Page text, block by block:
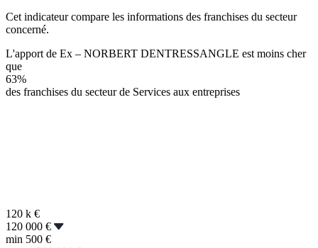
Cet indicateur compare les informations des franchises du secteur
concerné.
L'apport de Ex – NORBERT DENTRESSANGLE est moins cher
que
63%
des franchises du secteur de Services aux entreprises
120 k €
120 000 €
min 500 €